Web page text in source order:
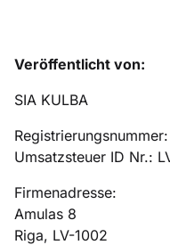
Veröffentlicht von:
SIA KULBA
Umsatzsteuer ID Nr.:
Firmenadresse:
Amulas 8
Riga, LV-1002